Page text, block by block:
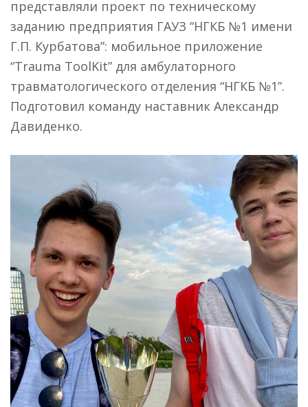
представляли проект по техническому
заданию предприятия ГАУЗ “НГКБ №1 имени
Г.П. Курбатова”: мобильное приложение
“Trauma ToolKit” для амбулаторного
травматологического отделения “НГКБ №1”.
Подготовил команду наставник Александр
Давиденко.